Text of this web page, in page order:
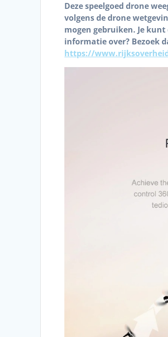
Deze speelgoed drone
volgens de drone
mogen gebruiken. Je
informatie over? Bezoek
https://